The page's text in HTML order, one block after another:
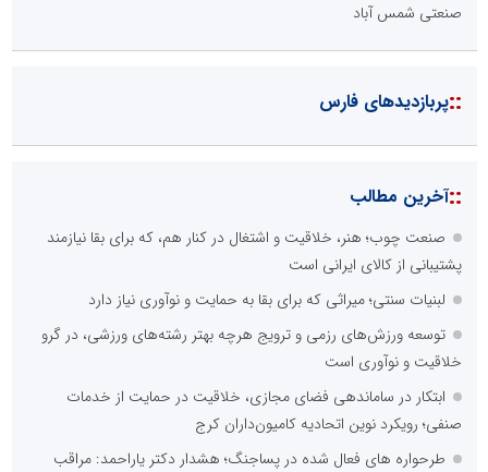
صنعتی شمس آباد
::پربازدیدهای فارس
::آخرین مطالب
صنعت چوب؛ هنر، خلاقیت و اشتغال در کنار هم، که برای بقا نیازمند
پشتیبانی از کالای ایرانی است
لبنیات سنتی؛ میراثی که برای بقا به حمایت و نوآوری نیاز دارد
توسعه ورزش‌های رزمی و ترویج هرچه بهتر رشته‌های ورزشی، در گرو
خلاقیت و نوآوری است
ابتکار در ساماندهی فضای مجازی، خلاقیت در حمایت از خدمات
صنفی؛ رویکرد نوین اتحادیه کامیون‌داران کرج
طرحواره های فعال شده در پساجنگ؛ هشدار دکتر یاراحمد: مراقب